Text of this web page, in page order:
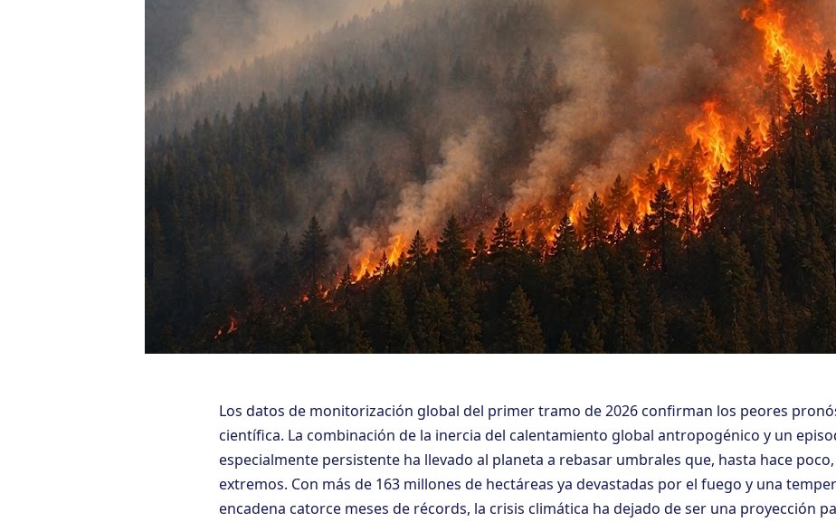
Los datos de monitorización global del primer tramo de 2026 confirman los peores
científica. La combinación de la inercia del calentamiento global antropogénico y un
especialmente persistente ha llevado al planeta a rebasar umbrales que, hasta hace
extremos. Con más de 163 millones de hectáreas ya devastadas por el fuego y una
encadena catorce meses de récords, la crisis climática ha dejado de ser una proyección